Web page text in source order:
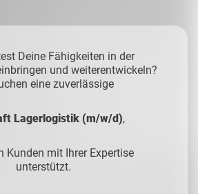
Deine Fähigkeiten in der
und weiterentwickeln?
eine zuverlässige
Lagerlogistik (m/w/d),
Kunden mit Ihrer Expertise
unterstützt.